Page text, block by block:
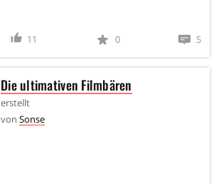
11 0 5
Die ultimativen Filmbären
erstellt
von Sonse